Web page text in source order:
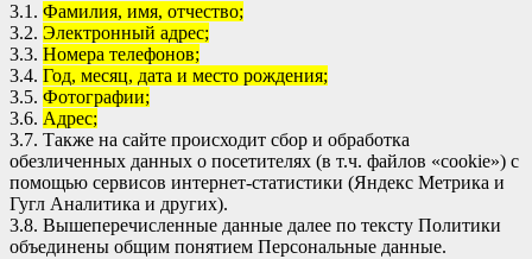
3.1. Фамилия, имя, отчество;
3.2. Электронный адрес;
3.3. Номера телефонов;
3.4. Год, месяц, дата и место рождения;
3.5. Фотографии;
3.6. Адрес;
3.7. Также на сайте происходит сбор и обработка
обезличенных данных о посетителях (в т.ч. файлов «cookie») с
помощью сервисов интернет-статистики (Яндекс Метрика и
Гугл Аналитика и других).
3.8. Вышеперечисленные данные далее по тексту Политики
объединены общим понятием Персональные данные.